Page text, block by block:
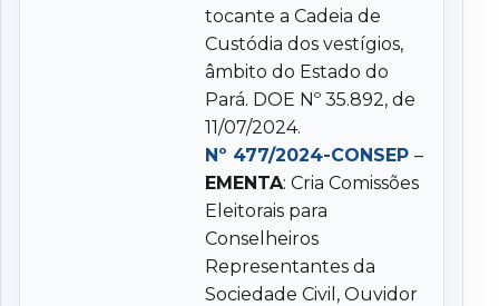
tocante a Cadeia de
Custódia dos vestígios,
âmbito do Estado do
Pará. DOE Nº 35.892, de
11/07/2024.
Nº 477/2024-CONSEP–
EMENTA: Cria Comissões
Eleitorais para
Conselheiros
Representantes da
Sociedade Civil, Ouvidor